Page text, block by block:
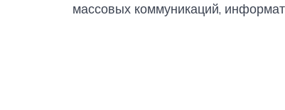
массовых коммуникаций,